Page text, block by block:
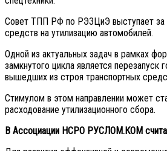
Совет ТПП РФ по РЭЗЦиЭ выступает за
средств на утилизацию автомобилей.
Одной из актуальных задач в рамках
замкнутого цикла является перезапуск
вышедших из строя транспортных
Стимулом в этом направлении может
расходование утилизационного сбора.
В Ассоциации НСРО РУСЛОМ.КОМ